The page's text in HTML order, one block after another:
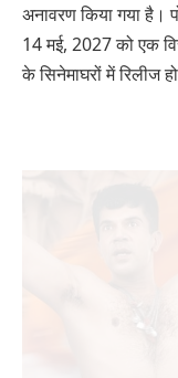
अनावरण किया गया है।
14 मई, 2027 को एक
के सिनेमाघरों में रिलीज